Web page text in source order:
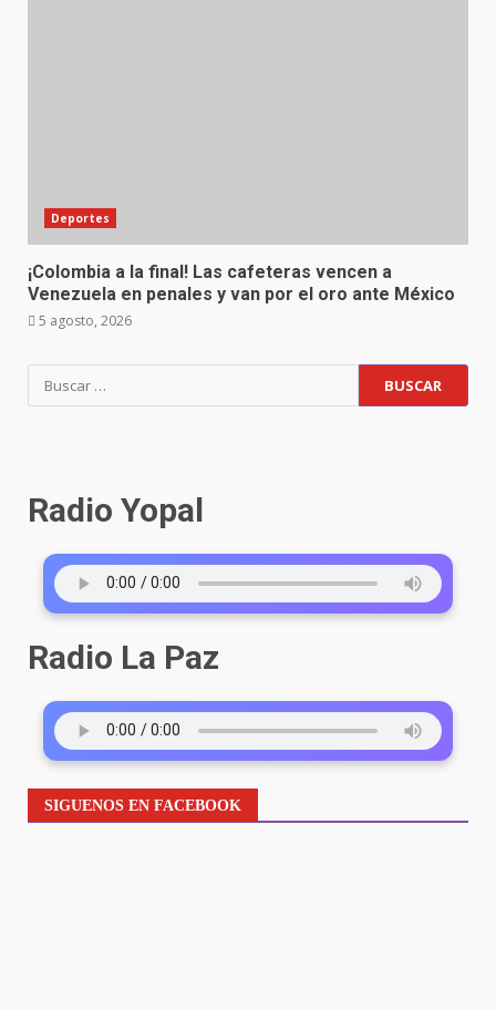
Deportes
¡Colombia a la final! Las cafeteras vencen a
Venezuela en penales y van por el oro ante México
5 agosto, 2026
Radio Yopal
Radio La Paz
SIGUENOS EN FACEBOOK